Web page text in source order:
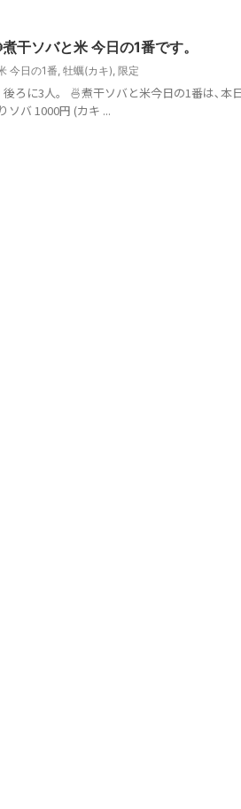
干ソバと米 今日の1番です。
今日の1番, 牡蠣(カキ), 限定
ろに3人。 🍜煮干ソバと米今日の1番は､本
ソバ 1000円 (カキ ...